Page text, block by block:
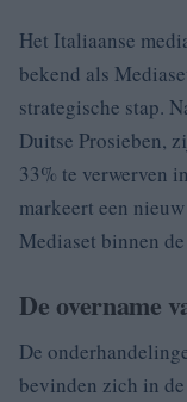
Het Italiaanse
bekend als
strategische stap.
Duitse Prosieben,
33% te verwerven
markeert een
Mediaset binnen
De overname
De
bevinden zich in